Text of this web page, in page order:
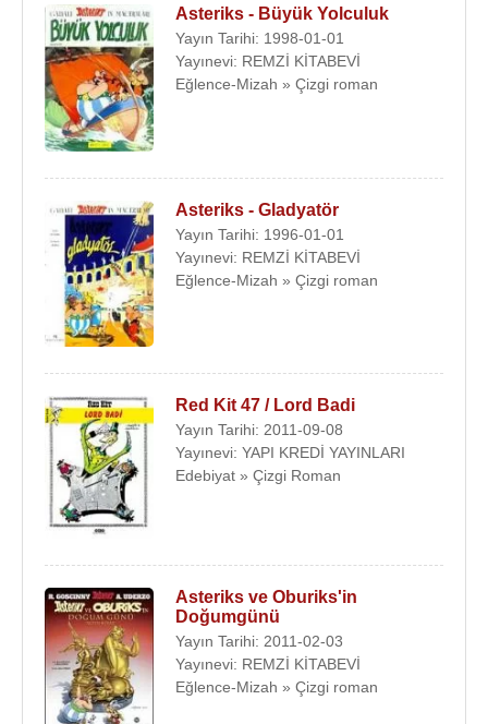
Asteriks - Büyük Yolculuk
Yayın Tarihi: 1998-01-01
Yayınevi: REMZİ KİTABEVİ
Eğlence-Mizah » Çizgi roman
Asteriks - Gladyatör
Yayın Tarihi: 1996-01-01
Yayınevi: REMZİ KİTABEVİ
Eğlence-Mizah » Çizgi roman
Red Kit 47 / Lord Badi
Yayın Tarihi: 2011-09-08
Yayınevi: YAPI KREDİ YAYINLARI
Edebiyat » Çizgi Roman
Asteriks ve Oburiks'in
Doğumgünü
Yayın Tarihi: 2011-02-03
Yayınevi: REMZİ KİTABEVİ
Eğlence-Mizah » Çizgi roman